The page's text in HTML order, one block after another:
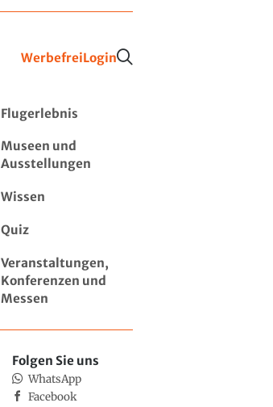
WerbefreiLogin
Flugerlebnis
Museen und
Ausstellungen
Wissen
Quiz
Veranstaltungen,
Konferenzen und
Messen
Folgen Sie uns
WhatsApp
Facebook